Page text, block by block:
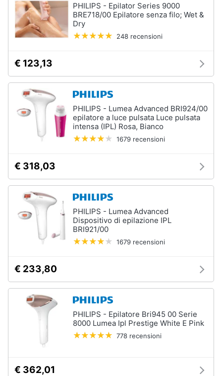
Motori
dvd
Festività
e
ricorrenze
Assistenza
clienti
Regolabarba
Vedi
tutti
Manicure
pedicure
Smalto
semipermanente
del
Shampoo
Shampoo
antigiallo
tutti
PHILIPS - Epilator Series 9000
BRE718/00 Epilatore senza filo; Wet &
Dry
248 recensioni
€ 123,13
PHILIPS - Lumea Advanced BRI924/00
epilatore a luce pulsata Luce pulsata
intensa (IPL) Rosa, Bianco
1679 recensioni
€ 318,03
PHILIPS - Lumea Advanced
Dispositivo di epilazione IPL
BRI921/00
1679 recensioni
€ 233,80
PHILIPS - Epilatore Bri945 00 Serie
8000 Lumea Ipl Prestige White E Pink
778 recensioni
€ 362,01